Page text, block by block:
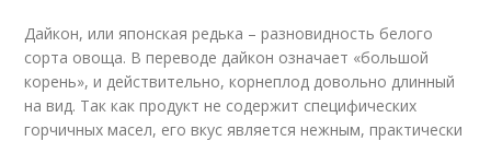
Дайкон, или японская редька – разновидность белого
сорта овоща. В переводе дайкон означает «большой
корень», и действительно, корнеплод довольно длинный
на вид. Так как продукт не содержит специфических
горчичных масел, его вкус является нежным, практически